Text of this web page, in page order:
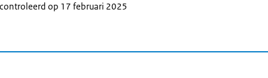
op 17 februari 2025